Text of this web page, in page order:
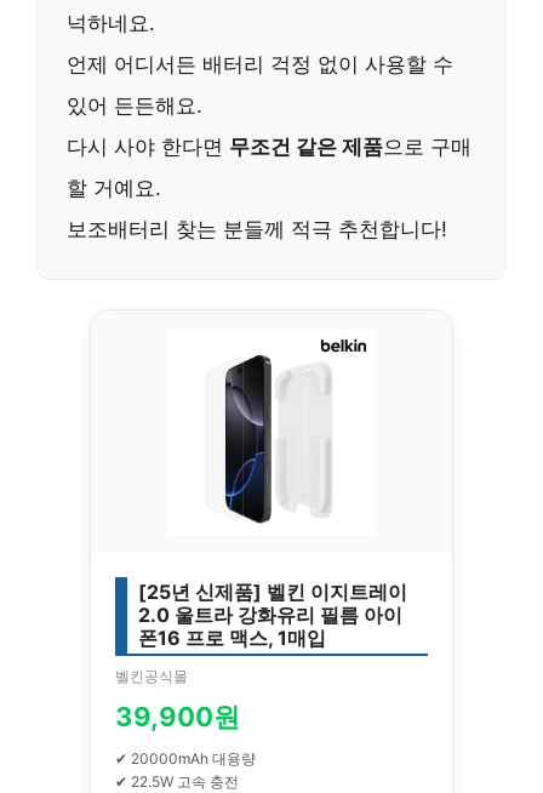
넉하네요.
언제 어디서든 배터리 걱정 없이 사용할 수
있어 든든해요.
다시 사야 한다면 무조건 같은 제품으로 구매
할 거예요.
보조배터리 찾는 분들께 적극 추천합니다!
[25년 신제품] 벨킨 이지트레이
2.0 울트라 강화유리 필름 아이
폰16 프로 맥스, 1매입
벨킨공식몰
39,900원
✔ 20000mAh 대용량
✔ 22.5W 고속 충전